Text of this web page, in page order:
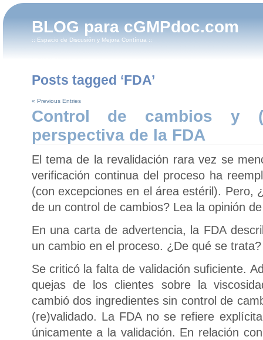
BLOG para cGMPdoc.com
:: Espacio de Discusión y Mejora Contínua ::
Posts tagged ‘FDA’
« Previous Entries
Control de cambios y
perspectiva de la FDA
El tema de la revalidación rara vez se
verificación continua del proceso ha
(con excepciones en el área estéril). Pero,
de un control de cambios? Lea la opinión
En una carta de advertencia, la FDA
un cambio en el proceso. ¿De qué se trata?
Se criticó la falta de validación suficiente.
quejas de los clientes sobre la
cambió dos ingredientes sin control de
(re)validado. La FDA no se refiere
únicamente a la validación. En relación